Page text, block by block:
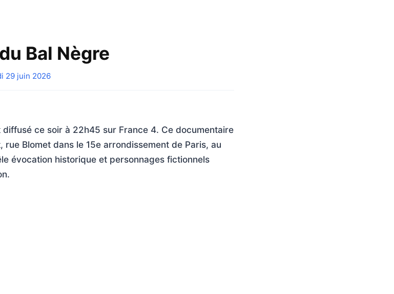
Bal Nègre
29 juin 2026
ce soir à 22h45 sur France 4. Ce documentaire
Blomet dans le 15e arrondissement de Paris, au
évocation historique et personnages fictionnels